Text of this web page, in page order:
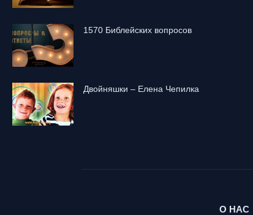
1570 Библейских вопросов
Двойняшки – Елена Чепилка
О НАС